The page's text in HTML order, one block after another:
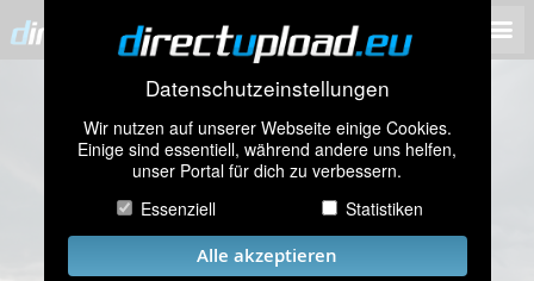
Datenschutzeinstellungen
Wir nutzen auf unserer Webseite einige Cookies.
Einige sind essentiell, während andere uns helfen,
unser Portal für dich zu verbessern.
Essenziell
Statistiken
Alle akzeptieren